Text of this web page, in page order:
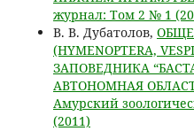
журнал: Том 2 № 1
В. В. Дубатолов,
(HYMENOPTERA,
ЗАПОВЕДНИКА
АВТОНОМНАЯ
Амурский
(2011)